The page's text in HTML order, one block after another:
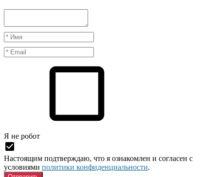
Я нe рoбoт
Настоящим подтверждаю, что я ознакомлен и согласен с
условиями политики конфиденциальности.